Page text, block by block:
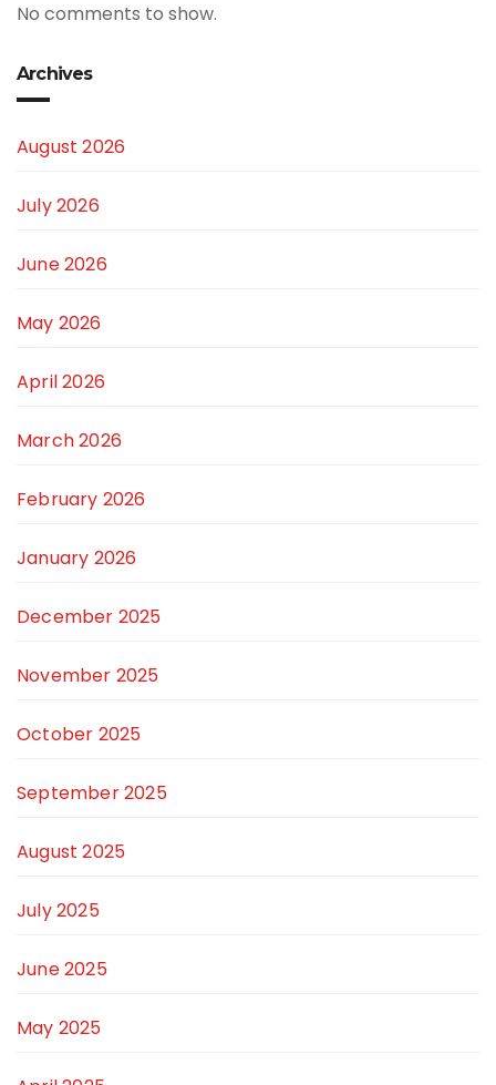
No comments to show.
Archives
August 2026
July 2026
June 2026
May 2026
April 2026
March 2026
February 2026
January 2026
December 2025
November 2025
October 2025
September 2025
August 2025
July 2025
June 2025
May 2025